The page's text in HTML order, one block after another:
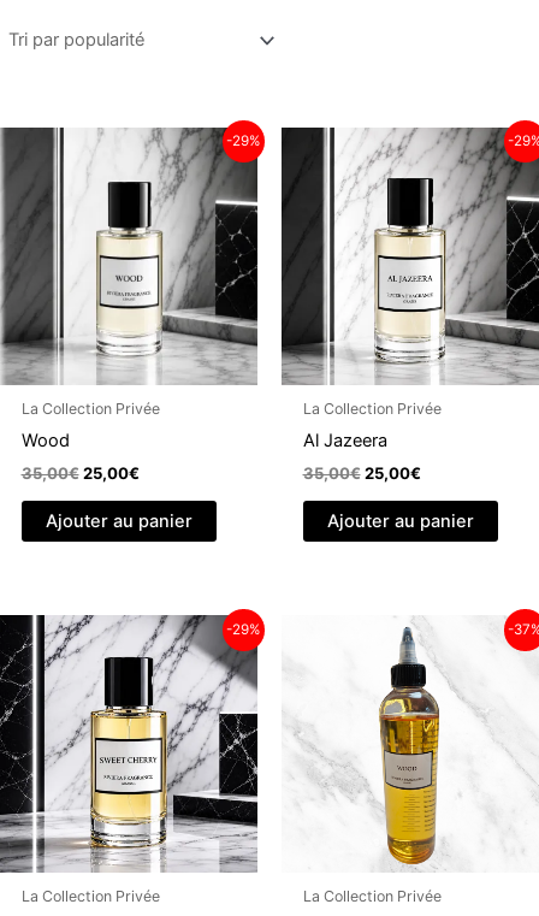
-29%
La Collection Privée
Wood
35,00€ Le
initial
était :
25,00€Le
actuel
est :
Ajouter au panier
-
La Collection Privée
Al Jazeera
35,00€ Le
initial
était :
25,00€Le
actuel
est :
Ajouter au panier
-29%
La Collection Privée
-
La Collection Privée